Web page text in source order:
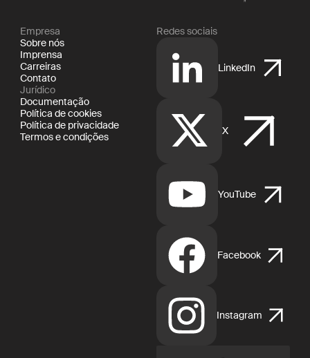
Empresa
Sobre nós
Imprensa
Carreiras
Contato
Jurídico
Documentação
Política de cookies
Política de privacidade
Termos e condições
Redes sociais
LinkedIn
X
YouTube
Facebook
Instagram